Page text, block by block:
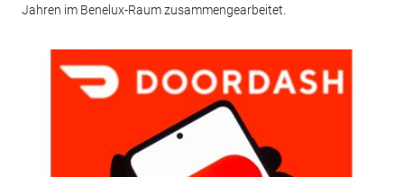
Jahren im Benelux-Raum zusammengearbeitet.